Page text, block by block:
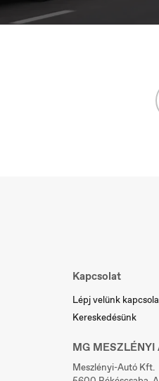
Kapcsolat
Lépj velünk
Kereskedésünk
MG MESZLÉNYI
Meszlényi-Autó Kft.